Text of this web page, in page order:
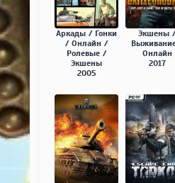
Аркады / Гонки
/ Онлайн /
Ролевые /
Экшены
2005
Экшены
Онлайн
2017